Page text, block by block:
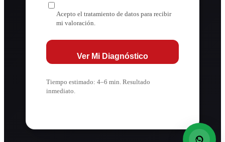
Acepto el tratamiento de datos para recibir
mi valoración.
Ver Mi Diagnóstico
Tiempo estimado: 4–6 min. Resultado
inmediato.